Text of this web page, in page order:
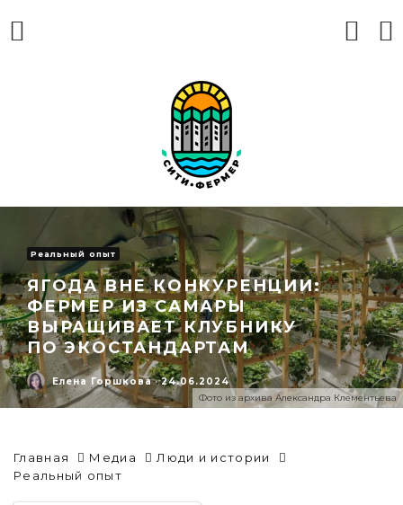
Фото из архива Александра Клементьева
Реальный опыт
ЯГОДА ВНЕ КОНКУРЕНЦИИ:
ФЕРМЕР ИЗ САМАРЫ
ВЫРАЩИВАЕТ КЛУБНИКУ
ПО ЭКОСТАНДАРТАМ
Елена Горшкова · 24.06.2024
Главная Медиа
Люди и истории
Реальный опыт